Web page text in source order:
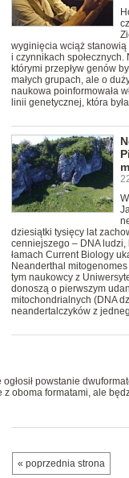
wyginięcia wciąż
i czynnikach
którymi przepływ genów
małych grupach, ale o
naukowa poinformowała
linii genetycznej, która
dziesiątki tysięcy lat
cenniejszego – DNA
łamach Current Biology
Neanderthal
tym naukowcy z
donoszą o pierwszym
mitochondrialnych (DNA
neandertalczyków z
powstanie
oboma formatami, ale
« poprzednia strona